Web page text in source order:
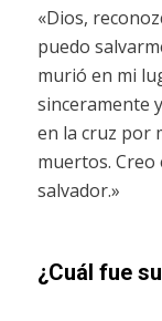
«Dios,
puedo
murió en mi
sinceramente
en la cruz por
muertos.
salvador.»
¿Cuál fue